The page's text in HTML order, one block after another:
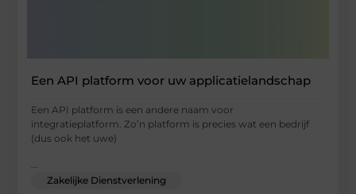
Een API platform voor uw applicatielandschap
Een API platform is een andere naam voor
integratieplatform. Zo’n platform is precies wat een bedrijf
(dus ook het uwe)
Zakelijke Dienstverlening